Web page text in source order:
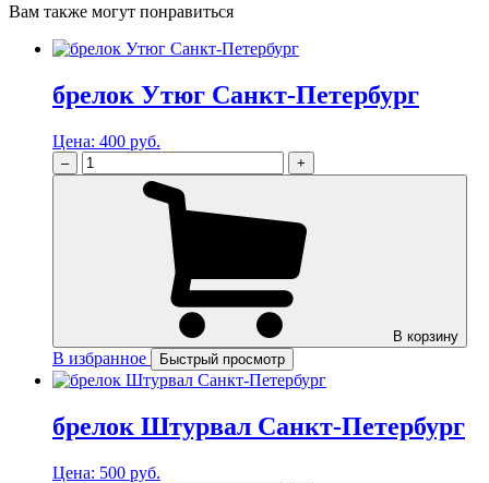
Вам также могут понравиться
брелок Утюг Санкт-Петербург
Цена: 400 руб.
– +
В корзину
В избранное Быстрый просмотр
брелок Штурвал Санкт-Петербург
Цена: 500 руб.